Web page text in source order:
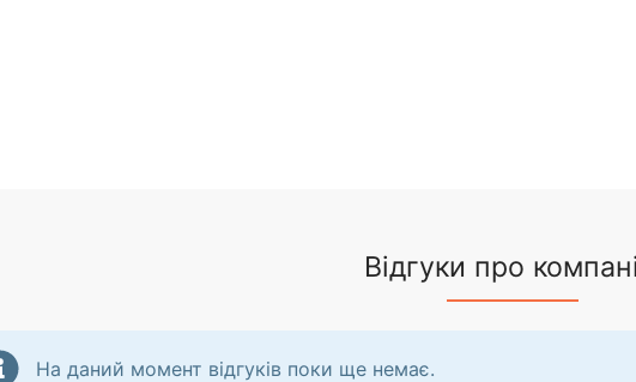
Відгуки про
На даний момент відгуків поки ще немає.